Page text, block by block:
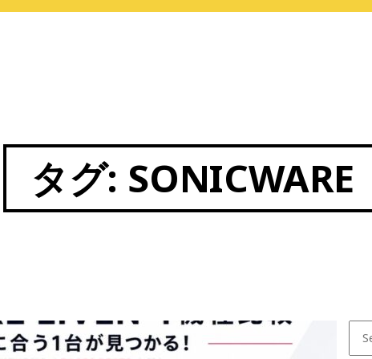
タグ: SONICWARE
for: